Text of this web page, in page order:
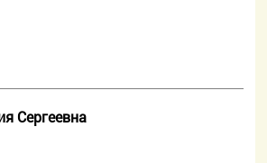
Сергеевна